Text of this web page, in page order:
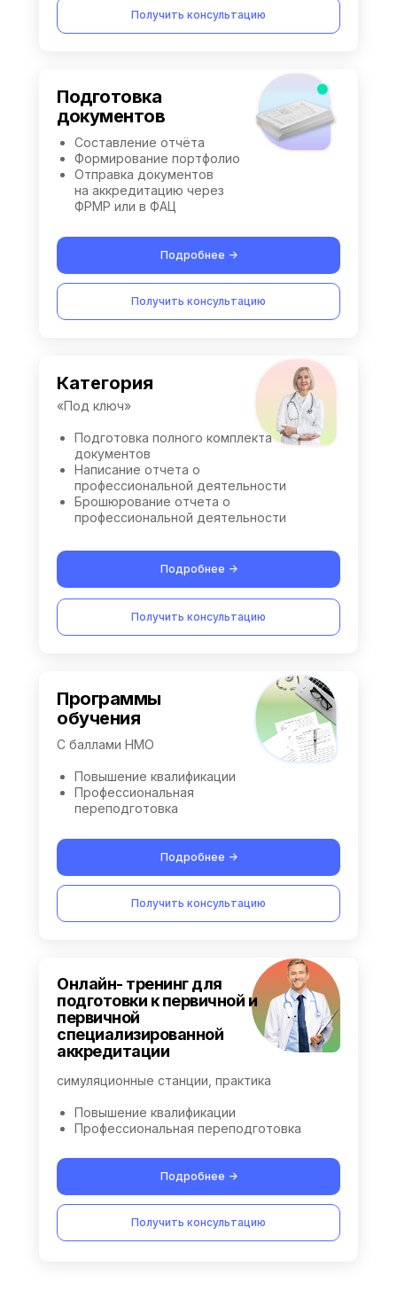
Категория
Подробнее ->
Получить консультацию
«Под ключ»
Подготовка полного комплекта
документов
Написание отчета о
профессиональной деятельности
Брошюрование отчета о
профессиональной деятельности
Подготовка
документов
Подробнее ->
Получить консультацию
Составление отчёта
Формирование портфолио
Отправка документов
на аккредитацию через
ФРМР или в ФАЦ
Подробнее ->
Онлайн- тренинг для
подготовки к первичной и
первичной
специализированной
аккредитации
Получить консультацию
симуляционные станции, практика
Повышение квалификации
Профессиональная переподготовка
Программы
обучения
Подробнее ->
Получить консультацию
С баллами НМО
Повышение квалификации
Профессиональная
переподготовка
Получить консультацию